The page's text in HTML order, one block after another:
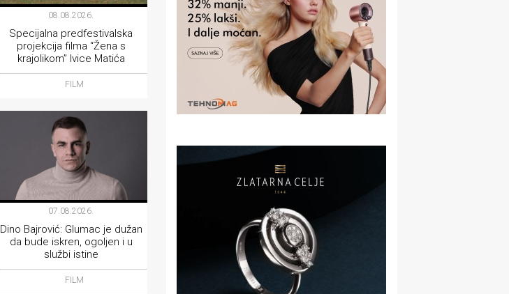
08.08.2026.
Specijalna predfestivalska
projekcija filma “Žena s
krajolikom” Ivice Matića
FILM
07.08.2026.
Dino Bajrović: Glumac je dužan
da bude iskren, ogoljen i u
službi istine
FILM